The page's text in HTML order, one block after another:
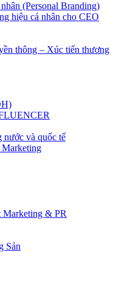
(Personal Branding)
hiệu cá nhân cho CEO
thông – Xúc tiến thương
nước và quốc tế
Marketing & PR
Sản